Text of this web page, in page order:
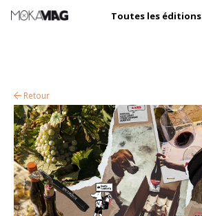
Toutes les éditions
Retour